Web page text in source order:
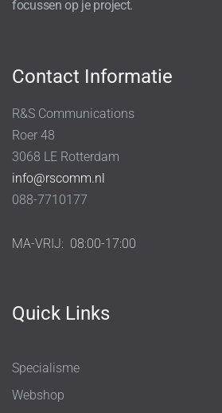
focussen op je project.
Contact Informatie
R&S Communications
Roer 48
3068 LE Rotterdam
info@rscomm.nl
088-7710177
MA-VRIJ: 08:00-17:00
Quick Links
Specialisme
Webshop